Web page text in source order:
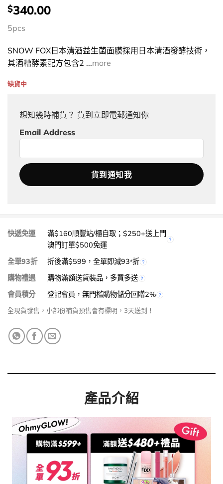
價
錢：
$340.00
5pcs
SNOW FOX日本清酒益生菌面膜採用日本清酒發酵技術，
其酒糟酵素配方包含2 ...more
缺貨中
想知幾時補貨？ 貨到立即電郵通知你
Email Address
快遞免運
滿$160順豐站/櫃自取；$250+送上門
澳門訂單$500免運
全單93折
折後滿$599，全單即減93*折
購物禮遇
購物滿額送貨裝品，多買多送
會員積分
登記會員，無門檻購物儲分回贈2%
全現貨發售，小部份補貨預售會有標明，3天送到！
產品介紹